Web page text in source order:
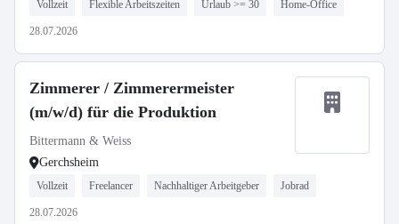
Vollzeit Flexible Arbeitszeiten Urlaub >= 30 Home-Office
28.07.2026
Zimmerer / Zimmerermeister
(m/w/d) für die Produktion
Bittermann & Weiss
Gerchsheim
Vollzeit Freelancer Nachhaltiger Arbeitgeber Jobrad
28.07.2026